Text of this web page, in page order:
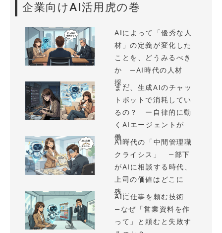
企業向けAI活用虎の巻
AIによって「優秀な人
材」の定義が変化した
ことを、どうみるべき
か —AI時代の人材
採...
まだ、生成AIのチャッ
トボットで消耗してい
るの？ ー自律的に動
くAIエージェントが
働...
AI時代の「中間管理職
クライシス」 —部下
がAIに相談する時代、
上司の価値はどこに
残...
AIに仕事を頼む技術
—なぜ「営業資料を作
って」と頼むと失敗す